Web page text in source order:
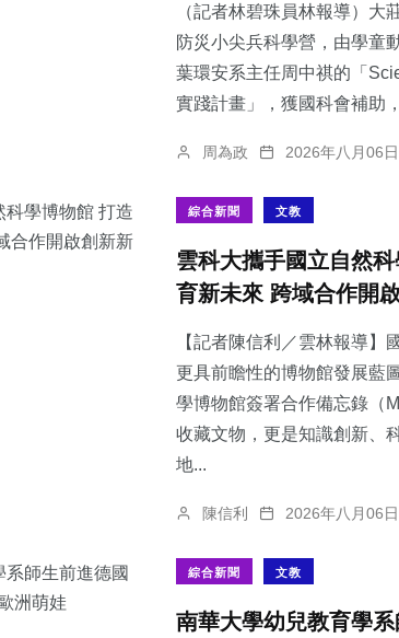
（記者林碧珠員林報導）大
防災小尖兵科學營，由學童
葉環安系主任周中祺的「
實踐計畫」，獲國科會補助
周為政 2026年八月06日
綜合新聞 文教
雲科大攜手國立自然
育新未來 跨域合作開
【記者陳信利／雲林報導】
更具前瞻性的博物館發展藍
學博物館簽署合作備忘錄（
收藏文物，更是知識創新、
地...
陳信利 2026年八月06日
綜合新聞 文教
南華大學幼兒教育學